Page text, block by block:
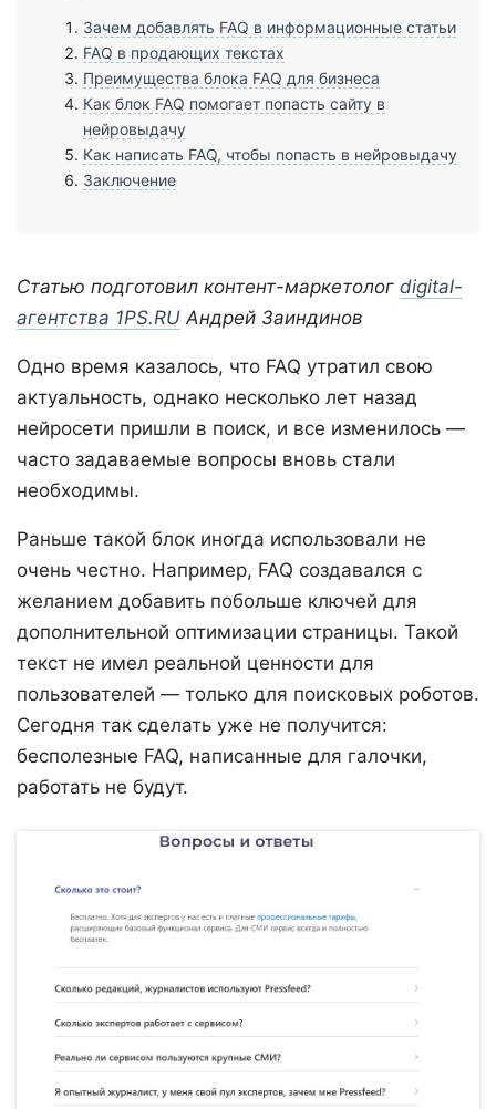
Зачем добавлять FAQ в информационные статьи
FAQ в продающих текстах
Преимущества блока FAQ для бизнеса
Как блок FAQ помогает попасть сайту в
нейровыдачу
Как написать FAQ, чтобы попасть в нейровыдачу
Заключение
Статью подготовил контент-маркетолог digital-
агентства 1PS.RU Андрей Заиндинов
Одно время казалось, что FAQ утратил свою
актуальность, однако несколько лет назад
нейросети пришли в поиск, и все изменилось —
часто задаваемые вопросы вновь стали
необходимы.
Раньше такой блок иногда использовали не
очень честно. Например, FAQ создавался с
желанием добавить побольше ключей для
дополнительной оптимизации страницы. Такой
текст не имел реальной ценности для
пользователей — только для поисковых роботов.
Сегодня так сделать уже не получится:
бесполезные FAQ, написанные для галочки,
работать не будут.